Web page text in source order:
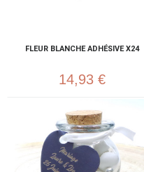
FLEUR BLANCHE ADHÉSIVE X24
14,93 €